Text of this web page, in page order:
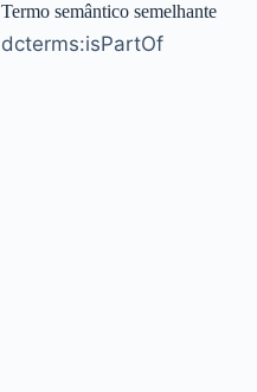
Termo semântico semelhante
dcterms:isPartOf